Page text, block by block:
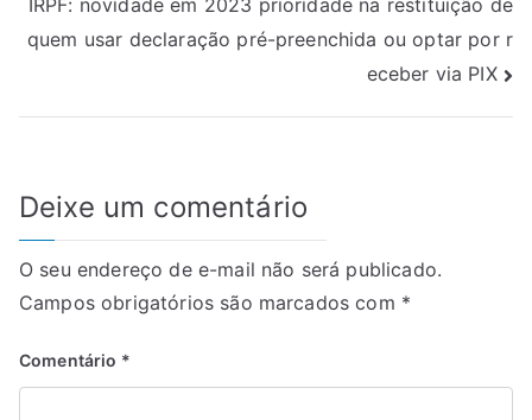
de
quem usar declaração pré-preenchida ou optar por r
eceber via PIX
Deixe um comentário
O seu endereço de e-mail não será publicado.
Campos obrigatórios são marcados com *
Comentário *